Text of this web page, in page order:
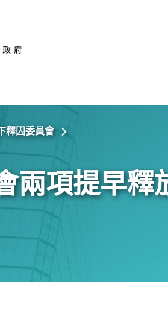
釋囚委員會
兩項提早釋